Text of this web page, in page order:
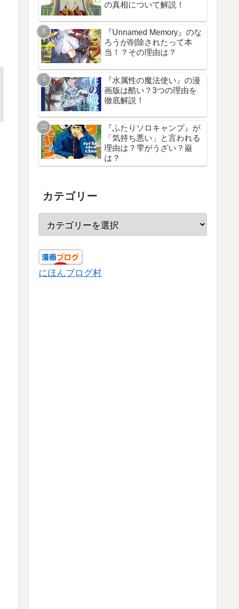
の真相について解説！
『Unnamed Memory』のな
ろうが削除されたって本
当！？その理由は？
『水属性の魔法使い』の漫
画版は酷い？3つの理由を
徹底解説！
『ふたりソロキャンプ』が
「気持ち悪い」と言われる
理由は？雫がうざい？巌
は？
カテゴリー
にほんブログ村